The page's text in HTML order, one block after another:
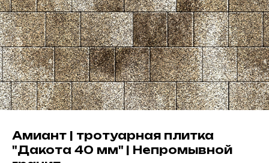
Амиант | тротуарная плитка
"Дакота 40 мм" | Непромывной